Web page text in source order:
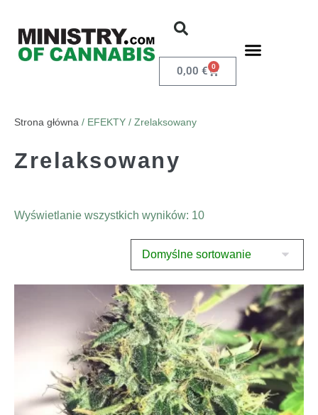
0,00 € 0
Strona główna / EFEKTY / Zrelaksowany
Zrelaksowany
Wyświetlanie wszystkich wyników: 10